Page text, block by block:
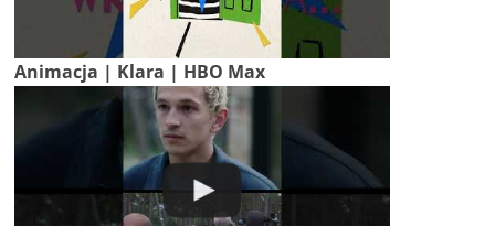
Animacja | Klara | HBO Max